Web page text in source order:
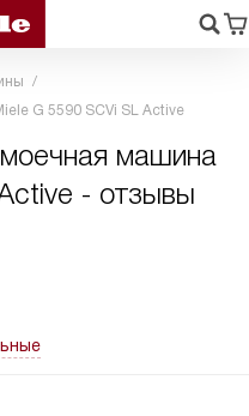
G 5590 SCVi SL Active
машина
- отзывы